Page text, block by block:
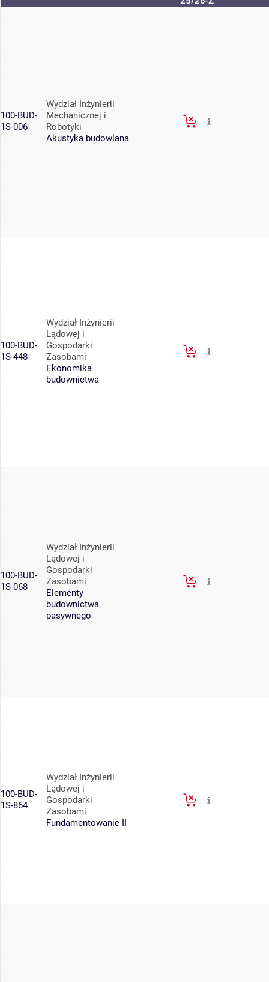
100-BUD-
1S-006
Wydział Inżynierii
Mechanicznej i
Robotyki
Akustyka budowlana
100-BUD-
1S-448
Wydział Inżynierii
Lądowej i
Gospodarki
Zasobami
Ekonomika
budownictwa
100-BUD-
1S-068
Wydział Inżynierii
Lądowej i
Gospodarki
Zasobami
Elementy
budownictwa
pasywnego
100-BUD-
1S-864
Wydział Inżynierii
Lądowej i
Gospodarki
Zasobami
Fundamentowanie II